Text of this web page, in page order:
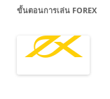
ขั้นตอนการเล่น FOREX